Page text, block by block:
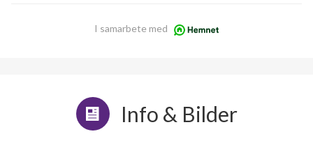
I samarbete med
Info & Bilder